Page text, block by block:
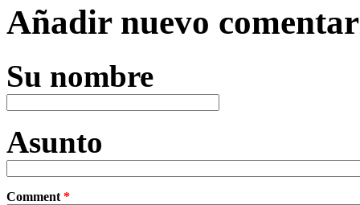
Añadir nuevo
Su nombre
Asunto
Comment *